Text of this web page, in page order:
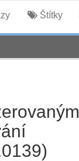
Štítky